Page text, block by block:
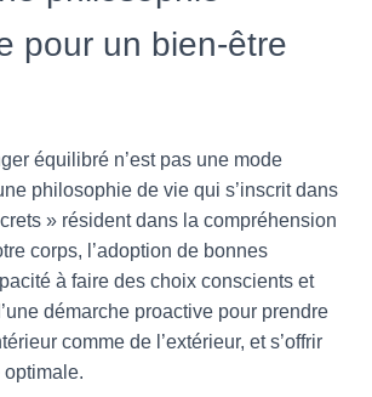
pour un bien-être
équilibré n’est pas une mode
philosophie de vie qui s’inscrit dans
» résident dans la compréhension
corps, l’adoption de bonnes
à faire des choix conscients et
démarche proactive pour prendre
comme de l’extérieur, et s’offrir